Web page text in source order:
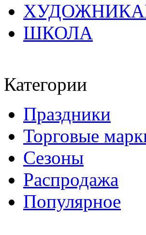
ШКОЛА
Категории
Праздники
Торговые
Сезоны
Распродажа
Популярное